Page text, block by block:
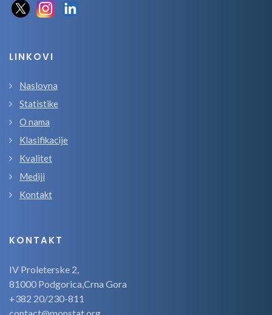
LINKOVI
Naslovna
Statistike
O nama
Klasifikacije
Kvalitet
Mediji
Kontakt
KONTAKT
IV Proleterske 2,
81000 Podgorica,Crna Gora
+382 20/230-811